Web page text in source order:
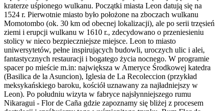
kraterze uśpionego wulkanu. Początki miasta Leon datują się na
1524 r. Pierwotnie miasto było położone na zboczach wulkanu
Momotombo (ok. 30 km od obecnej lokalizacji), ale po serii trzęsień
ziemi i erupcji wulkanu w 1610 r., zdecydowano o przeniesieniu
stolicy w nieco bezpieczniejsze miejsce. Leon to miasto
uniwersytetów, pełne inspirujących budowli, uroczych ulic i alei,
fantastycznych restauracji i bogatego życia nocnego. W programie
spacer po mieście m.in: największa w Ameryce Środkowej katedra
(Basilica de la Asuncion), Iglesia de La Recoleccion (przykład
meksykańskiego baroku, kościół uznawany za najładniejszy w
Leon). Po południu wizyta w fabryce najsłynniejszego rumu
Nikaragui - Flor de Caña gdzie zapoznamy się bliżej z procesem